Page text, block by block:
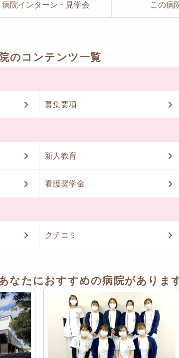
病院インターン・見学会 この病
のコンテンツ一覧
募集要項
新人教育
看護奨学金
クチコミ
なたにおすすめの病院がありま